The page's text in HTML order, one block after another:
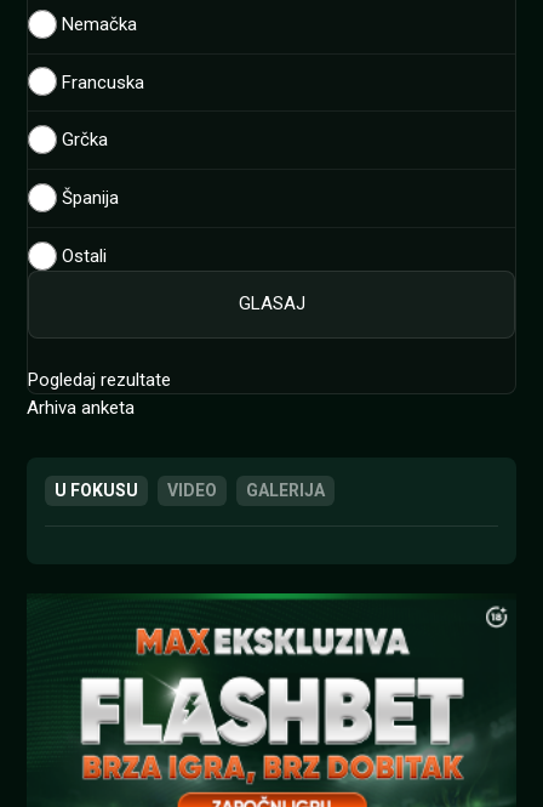
Nemačka
Francuska
Grčka
Španija
Ostali
Pogledaj rezultate
Arhiva anketa
U FOKUSU VIDEO GALERIJA